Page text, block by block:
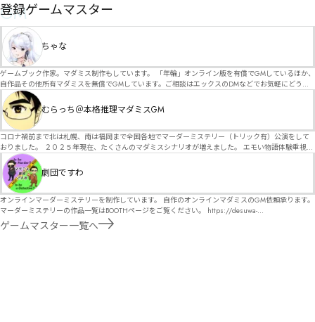
GM
登録ゲームマスター
ちゃな
ゲームブック作家。マダミス制作もしています。 「年輪」オンライン版を有償でGMしているほか、
自作品その他所有マダミスを無償でGMしています。ご相談はエックスのDMなどでお気軽にどう
ぞ。
むらっち＠本格推理マダミスGM
コロナ禍前まで北は札幌、南は福岡まで全国各地でマーダーミステリー（トリック有）公演をして
おりました。 ２０２５年現在、たくさんのマダミスシナリオが増えました。 エモい物語体験重視の
シナリオがマダミス・マーダーミステリーというジャンル名でたくさんあるため、そのようなシナ
リオは簡単に遊べます。 しかし、２～３時間ずっと考え＆議論して、見たことないトリックが解け
る閃きや犯人として逃げ切る楽しみのある本格推理マーダーミステリーを見つけることが難しくな
劇団ですわ
オンラインマーダーミステリーを制作しています。 自作のオンラインマダミスのGM依頼承ります。
マーダーミステリーの作品一覧はBOOTHページをご覧ください。 https://desuwa-
madamisu.booth.pm/ 以下注意事項をご一読、同意の上で、予約フォームからご連絡ください。
■GM依頼の注意事項■ ①依頼をする作品のＢＯＯＴＨの概要を確認した上で、依頼してくださ
ゲームマスター一覧へ